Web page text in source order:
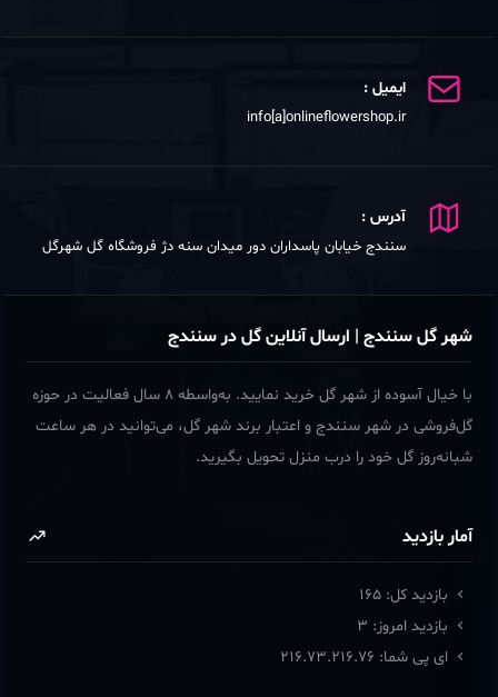
ایمیل :
info[a]onlineflowershop.ir
آدرس :
سنندج خیابان پاسداران دور میدان سنه دژ فروشگاه گل شهرگل
شهر گل سنندج | ارسال آنلاین گل در سنندج
با خیال آسوده از شهر گل خرید نمایید. به‌واسطه ۸ سال فعالیت در حوزه
گل‌فروشی در شهر سنندج و اعتبار برند شهر گل، می‌توانید در هر ساعت
شبانه‌روز گل خود را درب منزل تحویل بگیرید.
آمار بازدید
بازدید کل: 165
بازدید امروز: 3
ای پی شما: 216.73.216.76